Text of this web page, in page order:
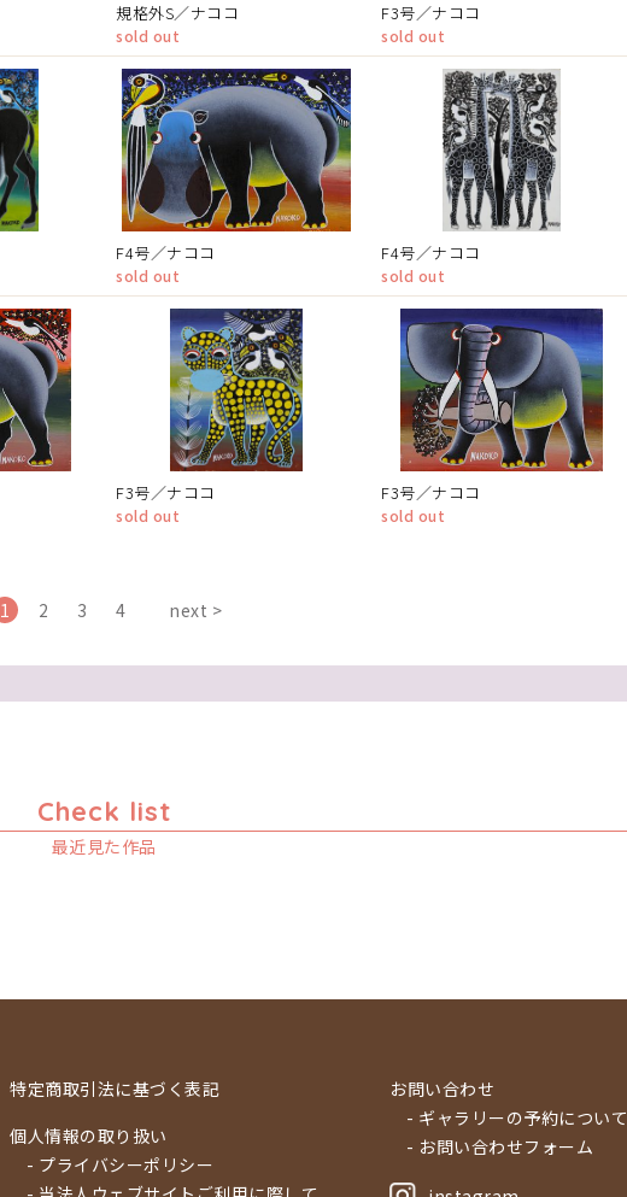
規格外S／ナココ
sold out
F3号／ナココ
sold out
F4号／ナココ
sold out
F4号／ナココ
sold out
F3号／ナココ
sold out
F3号／ナココ
sold out
1 2 3 4 next >
Check list
最近見た作品
特定商取引法に基づく表記
個人情報の取り扱い
- プライバシーポリシー
お問い合わせ
- ギャラリーの予約について
- お問い合わせフォーム